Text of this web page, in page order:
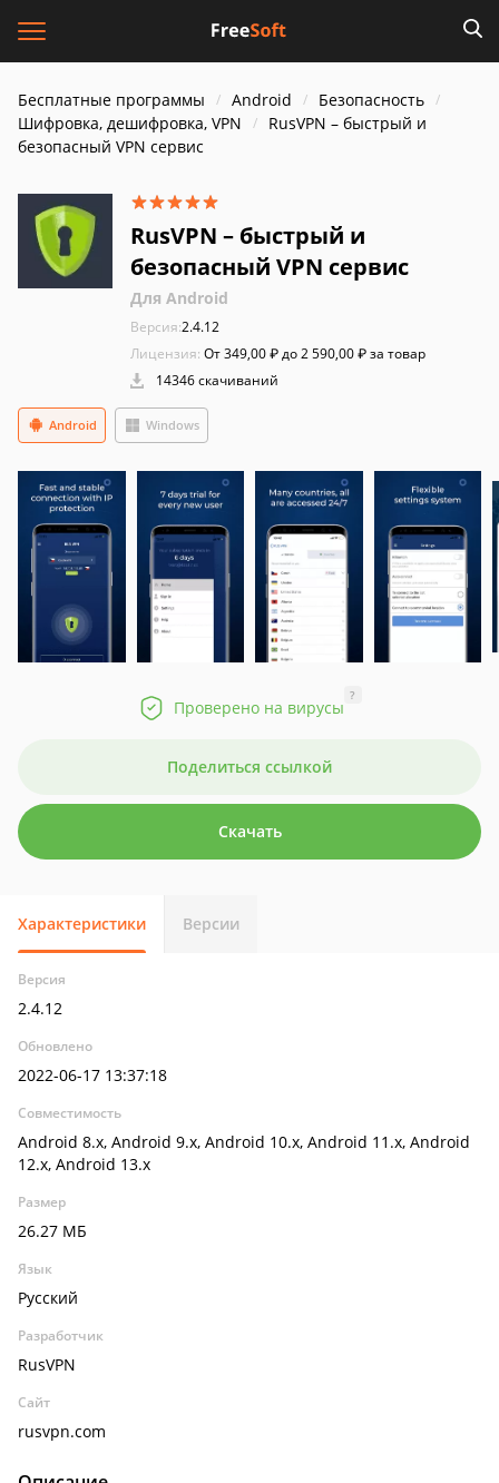
Бесплатные программы Android
Безопасность
Шифровка, дешифровка, VPN
RusVPN – быстрый и
безопасный VPN сервис
RusVPN – быстрый и
безопасный VPN сервис
Для Android
Версия:2.4.12
Лицензия: От 349,00 ₽ до 2 590,00 ₽ за товар
14346 скачиваний
Android Windows
Проверено на вирусы
?
Поделиться ссылкой
Скачать
Характеристики Версии
Версия
2.4.12
Обновлено
2022-06-17 13:37:18
Совместимость
Android 8.x, Android 9.x, Android 10.x, Android 11.x, Android
12.x, Android 13.x
Размер
26.27 МБ
Язык
Русский
Разработчик
RusVPN
Сайт
rusvpn.com